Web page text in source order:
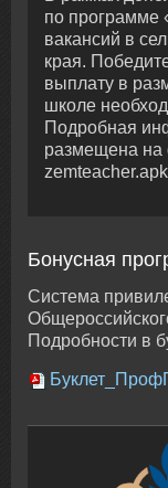
по программе
вакансий в
края.
выплату в
школе
Подробная
размещена на
Бонусная
Система
Подробности в